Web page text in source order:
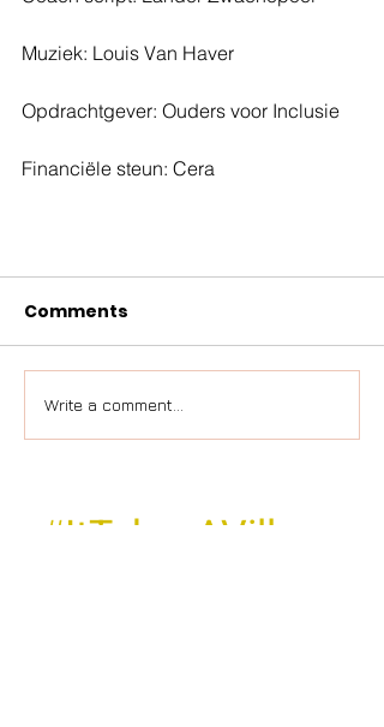
Muziek: Louis Van Haver
Opdrachtgever: Ouders voor Inclusie
Financiële steun: Cera
Comments
Write a comment...
#ItTakesAVillage